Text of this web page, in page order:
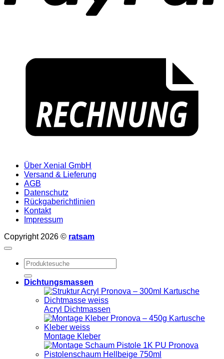
Über Xenial GmbH
Versand & Lieferung
AGB
Datenschutz
Rückgaberichtlinien
Kontakt
Impressum
Copyright 2026 © ratsam
Suchen
nach:
Dichtungsmassen
Acryl Dichtmassen
Montage Kleber